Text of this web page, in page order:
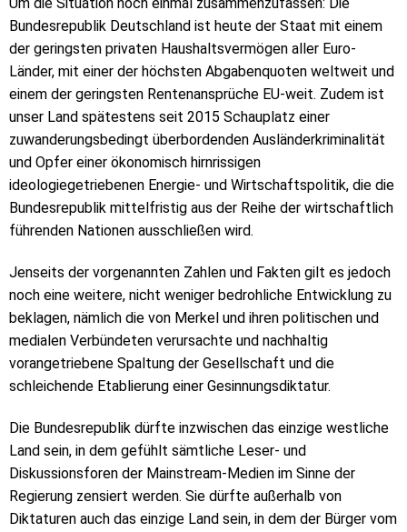
Um die Situation noch einmal zusammenzufassen: Die
Bundesrepublik Deutschland ist heute der Staat mit einem
der geringsten privaten Haushaltsvermögen aller Euro-
Länder, mit einer der höchsten Abgabenquoten weltweit und
einem der geringsten Rentenansprüche EU-weit. Zudem ist
unser Land spätestens seit 2015 Schauplatz einer
zuwanderungsbedingt überbordenden Ausländerkriminalität
und Opfer einer ökonomisch hirnrissigen
ideologiegetriebenen Energie- und Wirtschaftspolitik, die die
Bundesrepublik mittelfristig aus der Reihe der wirtschaftlich
führenden Nationen ausschließen wird.
Jenseits der vorgenannten Zahlen und Fakten gilt es jedoch
noch eine weitere, nicht weniger bedrohliche Entwicklung zu
beklagen, nämlich die von Merkel und ihren politischen und
medialen Verbündeten verursachte und nachhaltig
vorangetriebene Spaltung der Gesellschaft und die
schleichende Etablierung einer Gesinnungsdiktatur.
Die Bundesrepublik dürfte inzwischen das einzige westliche
Land sein, in dem gefühlt sämtliche Leser- und
Diskussionsforen der Mainstream-Medien im Sinne der
Regierung zensiert werden. Sie dürfte außerhalb von
Diktaturen auch das einzige Land sein, in dem der Bürger vom